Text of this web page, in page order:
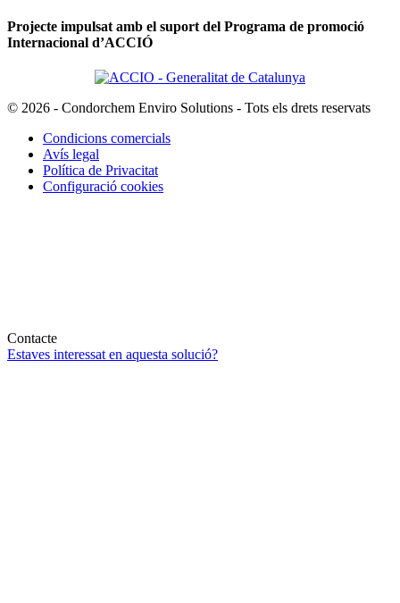
Projecte impulsat amb el suport del Programa de promoció
Internacional d’ACCIÓ
© 2026 - Condorchem Enviro Solutions - Tots els drets reservats
Condicions comercials
Avís legal
Política de Privacitat
Configuració cookies
Contacte
Estaves interessat en aquesta solució?